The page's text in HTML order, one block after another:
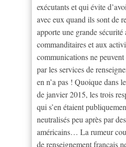
exécutants et qui évite
avec eux quand ils sont de
apporte une grande sécurité
commanditaires et aux
communications ne peuvent
par les services de
en n’a pas ! Quoique dans
de janvier 2015, les trois
qui s’en étaient
neutralisés peu après par
américains… La rumeur
de renseignement français